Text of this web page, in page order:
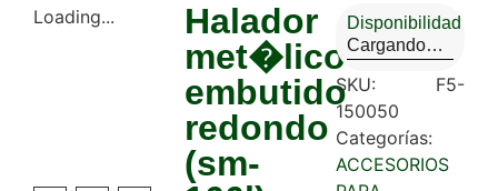
Loading...
Halador
met�lico
embutido
redondo
(sm-
Disponibilidad
Cargando…
SKU: F5-
150050
Categorías:
ACCESORIOS